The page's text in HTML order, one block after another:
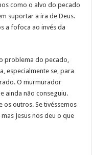
como o alvo do pecado
suportar a ira de Deus.
a fofoca ao invés da
problema do pecado,
especialmente se, para
O murmurador
ainda não conseguiu.
os outros. Se tivéssemos
Jesus nos deu o que